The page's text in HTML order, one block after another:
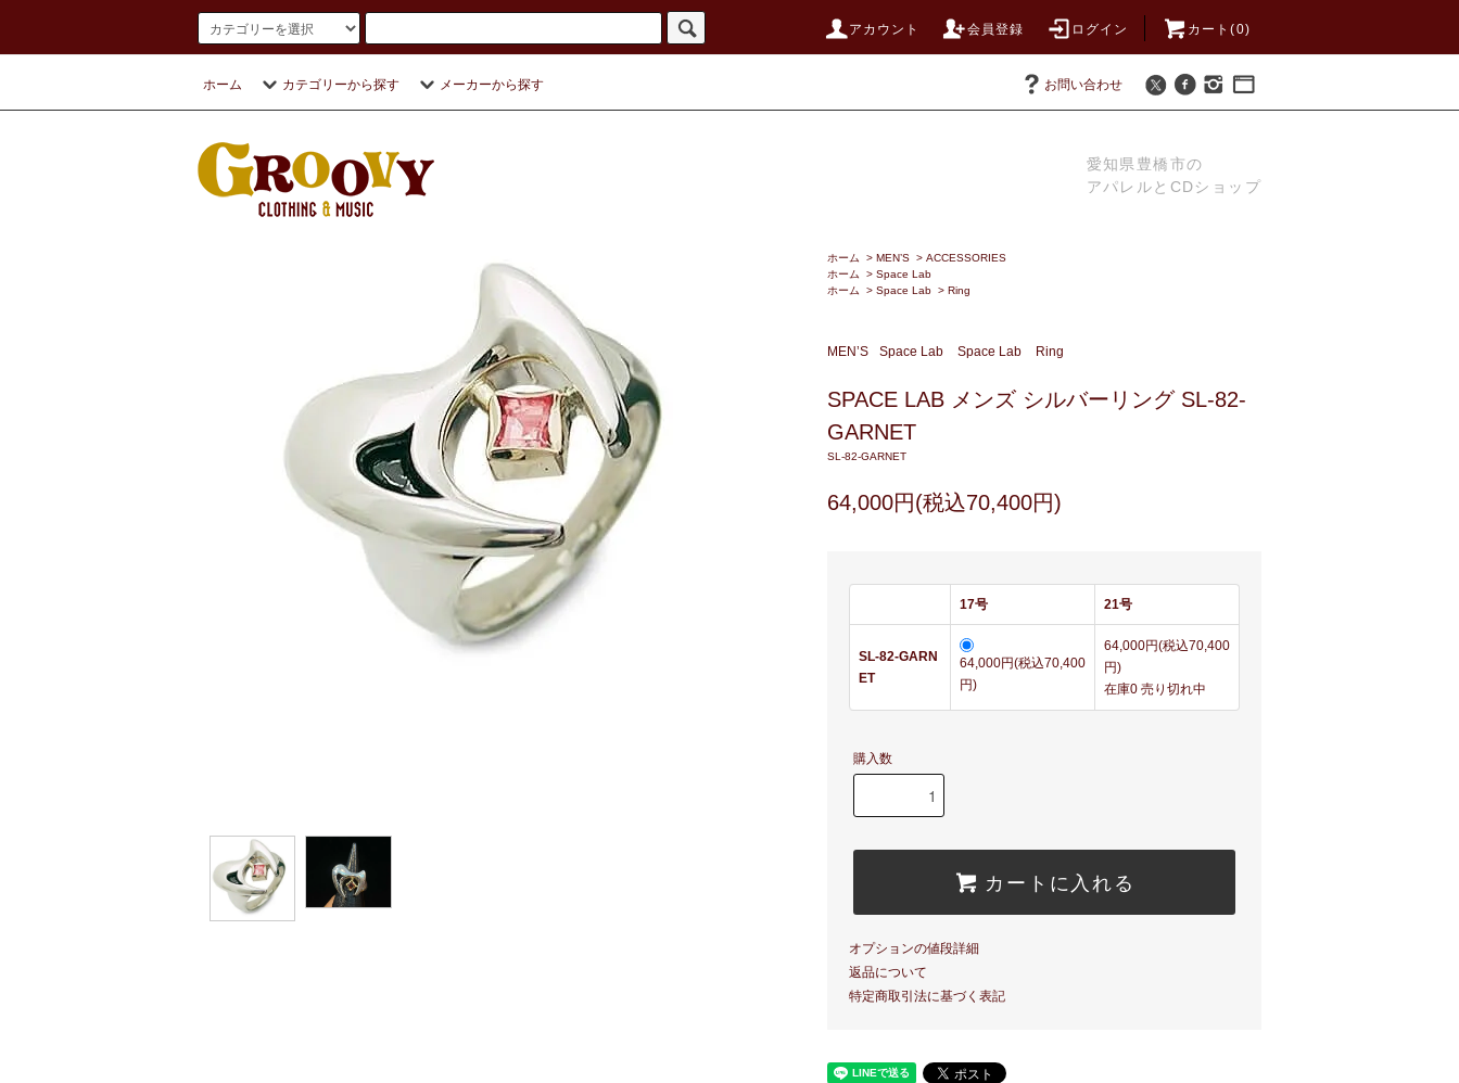
アカウント 会員登録 ログイン カート(0)
ホーム カテゴリーから探す メーカーから探す お問い合わせ
愛知県豊橋市の
アパレルとCDショップ
ホーム > MEN’S > ACCESSORIES
ホーム
> Space Lab
ホーム
> Space Lab > Ring
MEN’S Space Lab Space Lab Ring
SPACE LAB メンズ シルバーリング SL-82-
GARNET
SL-82-GARNET
64,000円(税込70,400円)
17号 21号
SL-82-GARN
ET
64,000円(税込70,400
円)
64,000円(税込70,400
円)
在庫0 売り切れ中
購入数
カートに入れる
オプションの値段詳細
返品について
特定商取引法に基づく表記